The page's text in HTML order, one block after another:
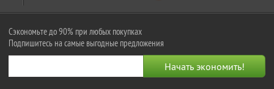
Сэкономьте до 90% при любых покупках
Подпишитесь на самые выгодные предложения